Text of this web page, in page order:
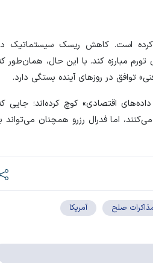
کرده است. کاهش ریسک سیستماتیک
تورم مبارزه کند. با این حال، همان‌طور
توافق در روزهای آینده بستگی دارد.
اقتصادی» کوچ کرده‌اند؛ جایی
اما فدرال رزرو همچنان می‌تواند
صلح
آمریکا